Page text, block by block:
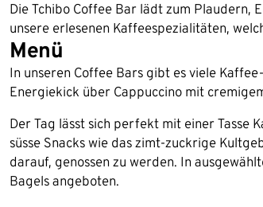
Die Tchibo Coffee Bar lädt zum Plaudern,
unsere erlesenen Kaffeespezialitäten,
Menü
In unseren Coffee Bars gibt es viele
Energiekick über Cappuccino mit
Der Tag lässt sich perfekt mit einer Tasse
süsse Snacks wie das zimt-zuckrige
darauf, genossen zu werden. In
Bagels angeboten.